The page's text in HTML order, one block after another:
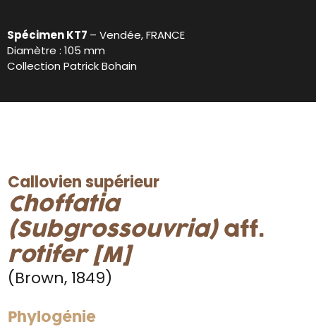
Spécimen KT7 – Vendée, FRANCE
Diamètre : 105 mm
Collection Patrick Bohain
Callovien supérieur
Choffatia
(Subgrossouvria)aff.
rotifer [M]
(Brown, 1849)
Phylogénie